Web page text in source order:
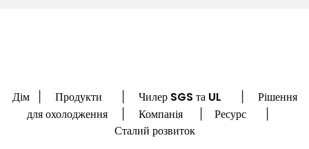
Дім Продукти Чилер SGS та UL
Рішення
для охолодження
Компанія Ресурс
Сталий розвиток